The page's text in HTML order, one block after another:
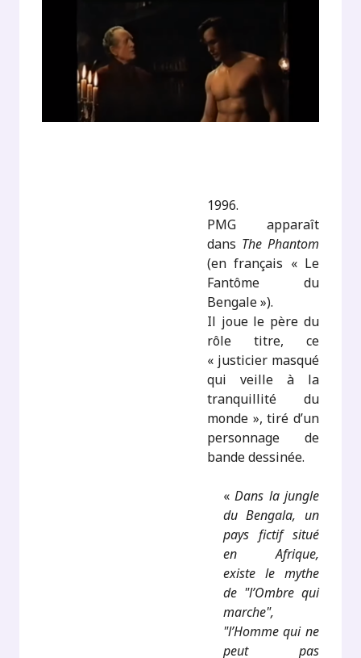
1996.
PMG apparaît
dans The Phantom
(en français « Le
Fantôme du
Bengale »).
Il joue le père du
rôle titre, ce
« justicier masqué
qui veille à la
tranquillité du
monde », tiré d’un
personnage de
bande dessinée.
«Dans la jungle
du Bengala, un
pays fictif situé
en Afrique,
existe le mythe
de "l’Ombre qui
marche",
"l’Homme qui ne
peut pas